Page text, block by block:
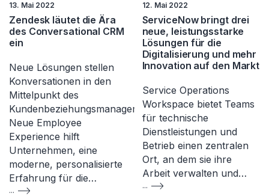
13. Mai 2022
Zendesk läutet die Ära
des Conversational CRM
ein
Neue Lösungen stellen
Konversationen in den
Mittelpunkt des
Kundenbeziehungsmanagements
Neue Employee
Experience hilft
Unternehmen, eine
moderne, personalisierte
Erfahrung für die…
...
12. Mai 2022
ServiceNow bringt drei
neue, leistungsstarke
Lösungen für die
Digitalisierung und mehr
Innovation auf den Markt
Service Operations
Workspace bietet Teams
für technische
Dienstleistungen und
Betrieb einen zentralen
Ort, an dem sie ihre
Arbeit verwalten und…
...